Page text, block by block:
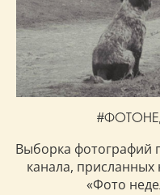
Выборка фотографий
канала,
«Фото